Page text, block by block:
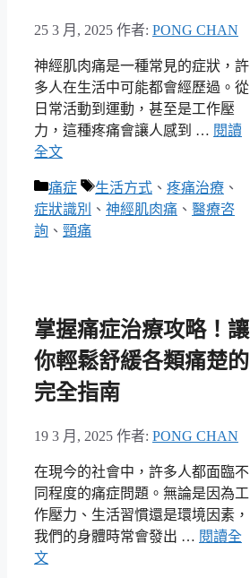
25 3 月, 2025 作者: PONG CHAN
神經肌肉痛是一種常見的症狀，許
多人在生活中可能都會經歷過。從
日常活動到運動，甚至是工作壓
力，這種疼痛會讓人感到 … 閱讀
全文
分
類
痛症
標
籤
生活方式 、 疼痛治療 、
症狀識別
、 神經肌肉痛 、 醫療咨
詢 、 頸痛
掌握痛症治療攻略！讓
你輕鬆舒緩各類痛楚的
完全指南
19 3 月, 2025 作者: PONG CHAN
在現今的社會中，許多人都面臨不
同程度的痛症問題。無論是因為工
作壓力、生活習慣還是環境因素，
我們的身體時常會發出 … 閱讀全
文